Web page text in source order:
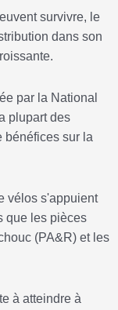
survivre, le
dans son
par la National
plupart des
bénéfices sur la
vélos s'appuient
que les pièces
(PA&R) et les
à atteindre à